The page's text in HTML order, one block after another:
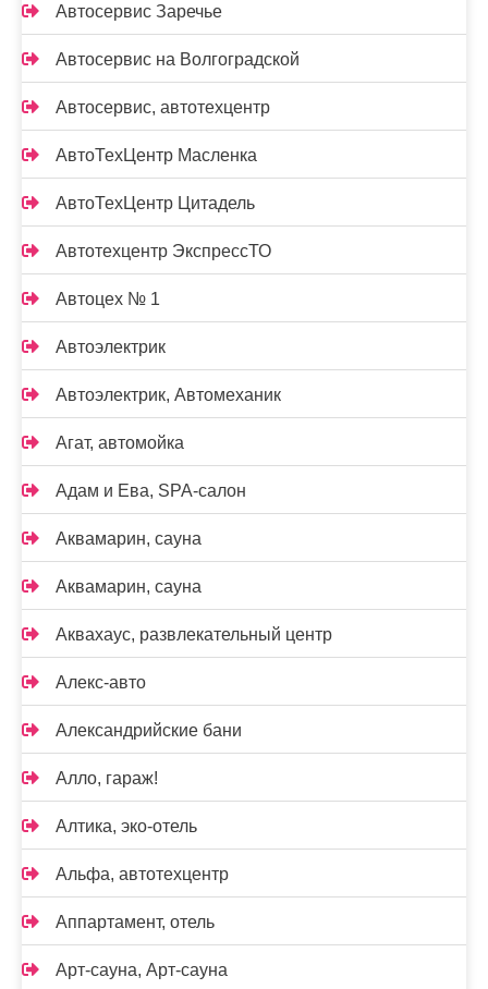
Автосервис Заречье
Автосервис на Волгоградской
Автосервис, автотехцентр
АвтоТехЦентр Масленка
АвтоТехЦентр Цитадель
Автотехцентр ЭкспрессТО
Автоцех № 1
Автоэлектрик
Автоэлектрик, Автомеханик
Агат, автомойка
Адам и Ева, SPA-салон
Аквамарин, сауна
Аквамарин, сауна
Аквахаус, развлекательный центр
Алекс-авто
Александрийские бани
Алло, гараж!
Алтика, эко-отель
Альфа, автотехцентр
Аппартамент, отель
Арт-сауна, Арт-сауна